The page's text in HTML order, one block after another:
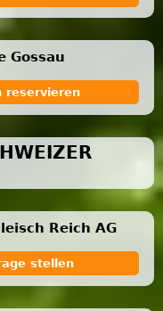
Gossau
reservieren
Reich AG
stellen